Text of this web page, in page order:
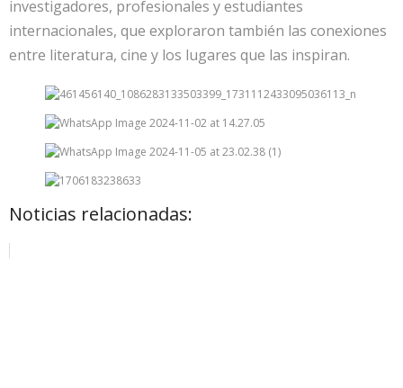
investigadores, profesionales y estudiantes
internacionales, que exploraron también las conexiones
entre literatura, cine y los lugares que las inspiran.
Noticias relacionadas: